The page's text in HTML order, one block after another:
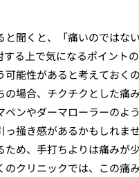
聞くと、「痛いのではな
る上で気になるポイント
能性があると考えておく
場合、チクチクとした痛
ンやダーマローラーのよ
掻き感があるかもしれま
め、手打ちよりは痛みが
クリニックでは、この痛